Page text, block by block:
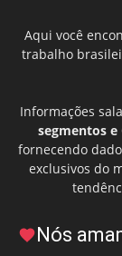
Aqui você
trabalho
Informações
segmentos e
fornecendo
exclusivos do
Nós